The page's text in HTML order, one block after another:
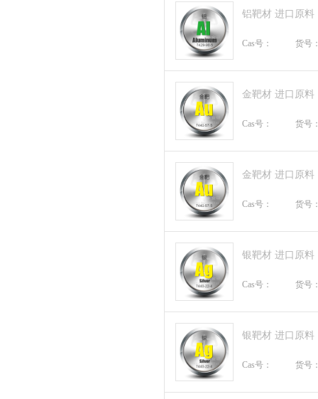
铝靶材 进口原料
Cas号： 货号
金靶材 进口原料
Cas号： 货号
金靶材 进口原料
Cas号： 货号
银靶材 进口原料
Cas号： 货号
银靶材 进口原料
Cas号： 货号